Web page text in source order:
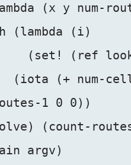
(x y num-
(lambda (i)
(set! (ref
(iota (+ num-
1 0 0))
(count-
argv)